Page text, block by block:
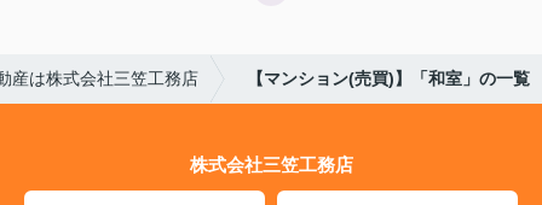
産は株式会社三笠工務店 【マンション(売買)】「和室」の一覧
株式会社三笠工務店